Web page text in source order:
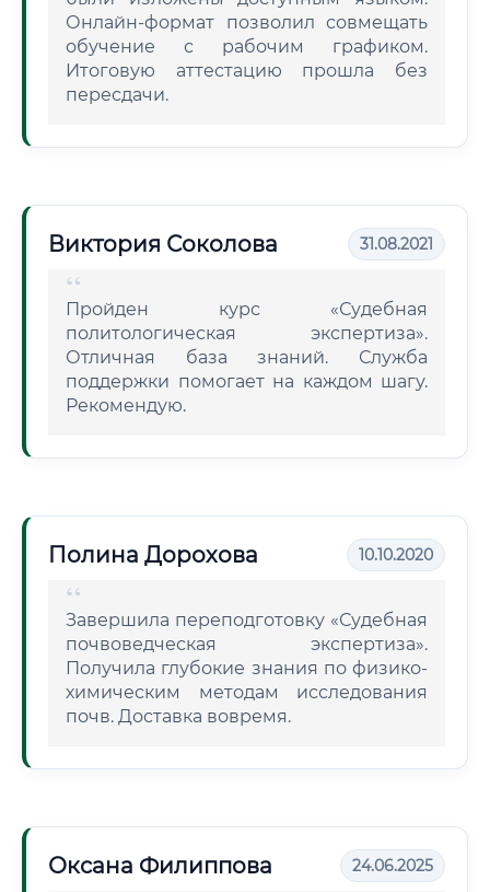
Онлайн-формат позволил совмещать
обучение с рабочим графиком.
Итоговую аттестацию прошла без
пересдачи.
Виктория Соколова 31.08.2021
Пройден курс «Судебная
политологическая экспертиза».
Отличная база знаний. Служба
поддержки помогает на каждом шагу.
Рекомендую.
Полина Дорохова 10.10.2020
Завершила переподготовку «Судебная
почвоведческая экспертиза».
Получила глубокие знания по физико-
химическим методам исследования
почв. Доставка вовремя.
Оксана Филиппова 24.06.2025